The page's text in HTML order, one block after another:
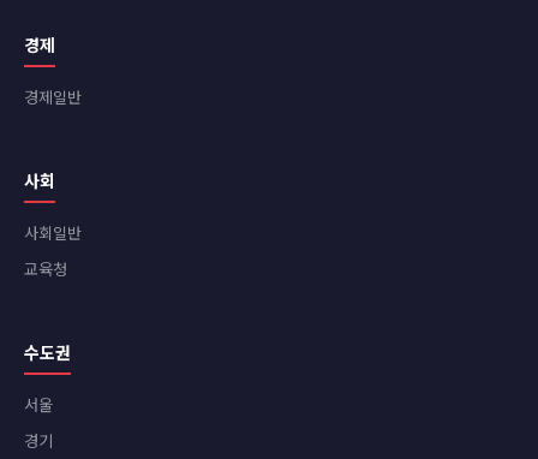
경제
경제일반
사회
사회일반
교육청
수도권
서울
경기